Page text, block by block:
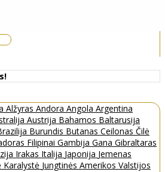
Alžyras Andora Angola Argentina
Austrija Bahamos Baltarusija
Burundis Butanas Ceilonas Čilė
Filipinai Gambija Gana Gibraltaras
Irakas Italija Japonija Jemenas
Karalystė Jungtinės Amerikos Valstijos